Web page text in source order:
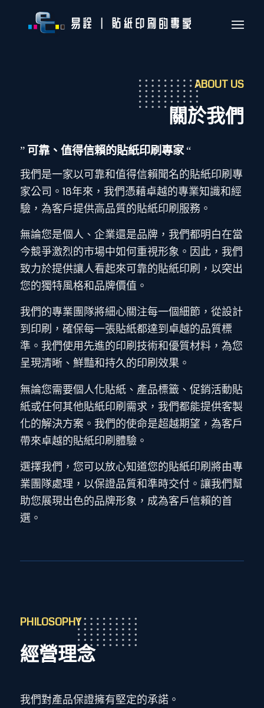
ABOUT US
關於我們
”可靠、值得信賴的貼紙印刷專家“
我們是一家以可靠和值得信賴聞名的貼紙印刷專
家公司。18年來，我們憑藉卓越的專業知識和經
驗，為客戶提供高品質的貼紙印刷服務。
無論您是個人、企業還是品牌，我們都明白在當
今競爭激烈的市場中如何重視形象。因此，我們
致力於提供讓人看起來可靠的貼紙印刷，以突出
您的獨特風格和品牌價值。
我們的專業團隊將細心關注每一個細節，從設計
到印刷，確保每一張貼紙都達到卓越的品質標
準。我們使用先進的印刷技術和優質材料，為您
呈現清晰、鮮豔和持久的印刷效果。
無論您需要個人化貼紙、產品標籤、促銷活動貼
紙或任何其他貼紙印刷需求，我們都能提供客製
化的解決方案。我們的使命是超越期望，為客戶
帶來卓越的貼紙印刷體驗。
選擇我們，您可以放心知道您的貼紙印刷將由專
業團隊處理，以保證品質和準時交付。讓我們幫
助您展現出色的品牌形象，成為客戶信賴的首
選。
PHILOSOPHY
經營理念
我們對產品保證擁有堅定的承諾。